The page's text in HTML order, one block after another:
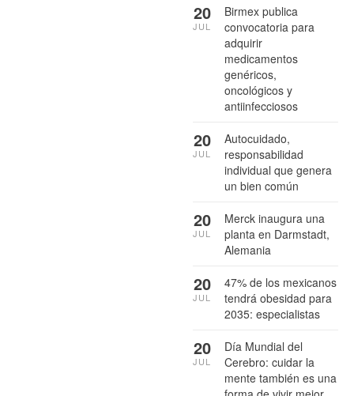
Birmex publica
convocatoria para
adquirir
medicamentos
genéricos,
oncológicos y
antiinfecciosos
20
JUL
Autocuidado,
responsabilidad
individual que genera
un bien común
20
JUL
Merck inaugura una
planta en Darmstadt,
Alemania
20
JUL
47% de los mexicanos
tendrá obesidad para
2035: especialistas
20
JUL
Día Mundial del
Cerebro: cuidar la
mente también es una
20
JUL